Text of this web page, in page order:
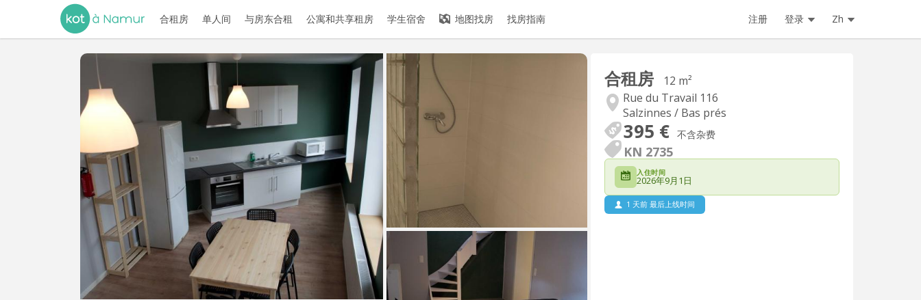
合租房 单人间 与房东合租 公寓和共享租房 学生宿舍 地图找房 找房指南 注册 登录 Zh
合租房
12 m²
Rue du Travail 116
Salzinnes / Bas prés
395 € 不含杂费
KN 2735
入住时间
2026年9月1日
1 天前 最后上线时间